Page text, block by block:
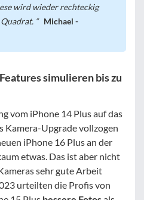
wird wieder rechteckig
Michael -
simulieren bis zu
vom iPhone 14 Plus auf das
Kamera-Upgrade vollzogen
iPhone 16 Plus an der
etwas. Das ist aber nicht
sehr gute Arbeit
urteilten die Profis von